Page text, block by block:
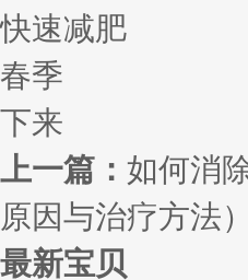
快速减肥
春季
下来
上一篇： 如何消
原因与治疗方法）
最新宝贝